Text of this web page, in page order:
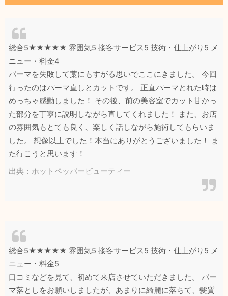
総合5★★★★★ 雰囲気5 接客サービス5 技術・仕上がり5 メ
ニュー・料金4
パーマを失敗して藁にもすがる思いでここにきました。 今回
行ったのはパーマ直しとカットです。 正直パーマとれた時は
めっちゃ感動しました！ その後、前の美容室でカット甘かっ
た部分を丁寧に説明しながら直してくれました！ また、お店
の雰囲気もとても良く、楽しく話しながら施術してもらいま
した。 想像以上でした！本当にありがとうございました！ ま
た行こうと思います！
出典：ホットペッパービューティー
総合5★★★★★ 雰囲気5 接客サービス5 技術・仕上がり5 メ
ニュー・料金5
口コミなどを見て、初めて来店させていただきました。 パー
マ落としをお願いしましたが、あまりに綺麗に落ちて、髪質